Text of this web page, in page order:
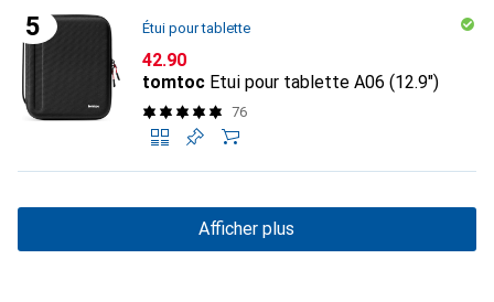
Étui pour tablette
CHF
42.90
tomtoc Etui pour tablette A06 (12.9")
76
Afficher plus